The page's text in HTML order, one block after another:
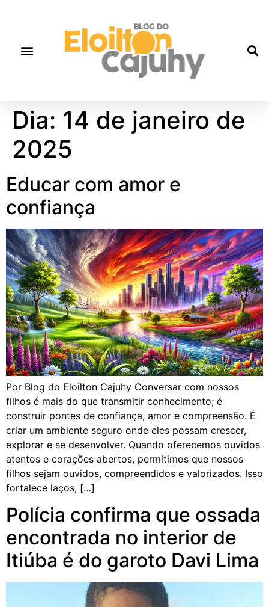
Dia: 14 de janeiro de
2025
Educar com amor e
confiança
Por Blog do Eloilton Cajuhy Conversar com nossos
filhos é mais do que transmitir conhecimento; é
construir pontes de confiança, amor e compreensão. É
criar um ambiente seguro onde eles possam crescer,
explorar e se desenvolver. Quando oferecemos ouvidos
atentos e corações abertos, permitimos que nossos
filhos sejam ouvidos, compreendidos e valorizados. Isso
fortalece laços, […]
Polícia confirma que ossada
encontrada no interior de
Itiúba é do garoto Davi Lima